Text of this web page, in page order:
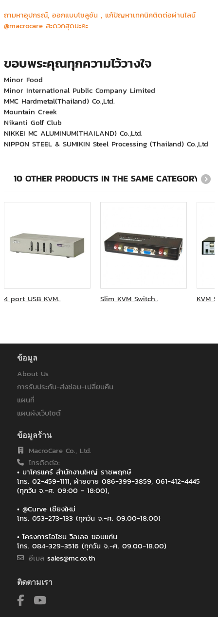
ถามหาอุปกรณ์, ออกแบบโซลูชัน , แก้ปัญหาเทคนิคติดต่อผ่านไลน์
@macrocare สะดวกสุดนะคะ
ขอบพระคุณทุกความไว้วางใจ
Asian Maruichi(Thailand) Co.,Ltd.
BEWCON NEW OFFICE
Minor
Minor Food
Minor International Public Company Limited
MMC Hardmetal(Thailand) Co.,Ltd.
Mountain Creek
Nikanti Golf Club
NIKKEI MC ALUMINUM(THAILAND) Co.,Ltd.
NIPPON STEEL & SUMIKIN Steel Processing (Thailand) Co.,Ltd
Oracle Coporation (Samujana koh Samui)
Sony
การทางพิเศษแห่งประเทศไทย
การรถไฟ
คณะมนุษยศาสตร์และสังคมศาสตร์ มหาวิทยาลัยราชภัฏนครสวรรค์
บจก.ปิ่นทอง สตีล
บริษัท คำวาลุยออโต้(ไทยแลนด์) จำกัด -มิตซู จอหอ
บริษัท ตึกคอม เอ็นอี จำกัด
บริษัท ยิ่งใหญ่แมเนจเม้นท์ จำกัด
บริษัท วี บาย เดอะ เบรน จำกัด
บริษัท อีโคซีล จำกัด
บริษัท เมอิวะ อินดัสทรี (ประเทศไทย) จำกัด
บริษัท ไฟน์ดิ้ง จำกัด
มหาวิทยาลัยราชภัฏวไลยอลงกรณ์
ร.ร.อนุบาลเชียงราย
วิทยุการบิน
ศูนย์การแพทย์กาญจนาภิเษก มหาวิทยาลัยมหิดล
สถาบันเทคโนโลยีพระจอมเกล้าเจ้าคุณทหารลาดกระบัง
หลักทรัพย์จัดการกองทุนทหารไทย
โรงเรียน เตรียม อุดมศึกษา พัฒนาการ นนทบุรี
โรงเรียนนวัตกรรมเทคโนโลยีคอมพิวเตอร์
โรงเรียนนานาชาติภาคตะวันออก
โรงแรมเวลล์
10 OTHER PRODUCTS IN THE SAME CATEGORY:
4 port USB KVM.. Slim KVM Switch.. KVM
ข้อมูล
About Us
การรับประกัน-ส่งซ่อม-เปลี่ยนคืน
แผนที่
แผนผังเว็บไซต์
ข้อมูลร้าน
MacroCare Co., Ltd.
โทรติดต่อ:
• มาโครแคร์ สำนักงานใหญ่ ราชพฤกษ์
โทร. 02-459-1111, ฝ่ายขาย 086-399-3859, 061-412-4445
(ทุกวัน จ.-ศ. 09:00 - 18:00),
• @Curve เชียงใหม่
โทร. 053-273-133 (ทุกวัน จ.-ศ. 09.00-18.00)
• โครงการโอโซน วิลเลจ ขอนแก่น
โทร. 084-329-3516 (ทุกวัน จ.-ศ. 09.00-18.00)
อีเมล sales@mc.co.th
ติดตามเรา